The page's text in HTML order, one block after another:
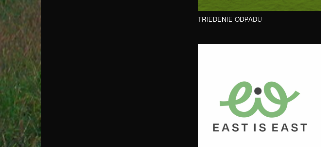
TRIEDENIE ODPADU